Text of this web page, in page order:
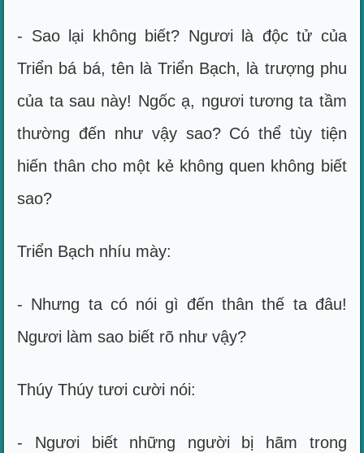
- Sao lại không biết? Ngươi là độc tử của
Triển bá bá, tên là Triển Bạch, là trượng phu
của ta sau này! Ngốc ạ, ngươi tương ta tầm
thường đến như vậy sao? Có thể tùy tiện
hiến thân cho một kẻ không quen không biết
sao?
Triển Bạch nhíu mày:
- Nhưng ta có nói gì đến thân thế ta đâu!
Ngươi làm sao biết rõ như vậy?
Thúy Thúy tươi cười nói:
- Ngươi biết những người bị hãm trong